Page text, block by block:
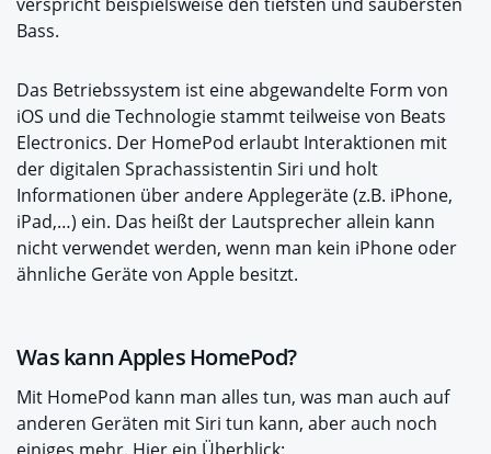
Bass.
Das Betriebssystem ist eine abgewandelte Form von
iOS und die Technologie stammt teilweise von Beats
Electronics. Der HomePod erlaubt Interaktionen mit
der digitalen Sprachassistentin Siri und holt
Informationen über andere Applegeräte (z.B. iPhone,
iPad,…) ein. Das heißt der Lautsprecher allein kann
nicht verwendet werden, wenn man kein iPhone oder
ähnliche Geräte von Apple besitzt.
Was kann Apples HomePod?
Mit HomePod kann man alles tun, was man auch auf
anderen Geräten mit Siri tun kann, aber auch noch